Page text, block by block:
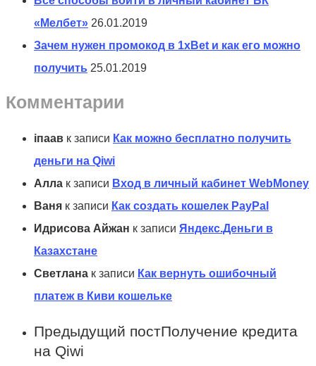
«Мелбет» 26.01.2019
Зачем нужен промокод в 1xBet и как его можно
получить 25.01.2019
Комментарии
іпаав к записи Как можно бесплатно получить
деньги на Qiwi
Алла к записи Вход в личный кабинет WebMoney
Ваня к записи Как создать кошелек PayPal
Идрисова Айжан к записи Яндекс.Деньги в
Казахстане
Светлана к записи Как вернуть ошибочный
платеж в Киви кошельке
Предыдущий постПолучение кредита
на Qiwi